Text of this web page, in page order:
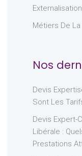
Métiers De
Nos
Devis
Sont Les
Devis Expert-
Libérale :
Prestations